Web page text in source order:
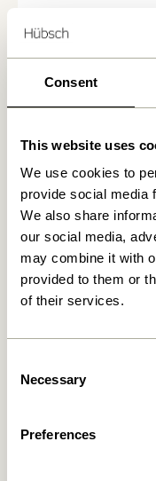
Consent
This website uses
We use cookies to
provide social media
We also share
our social media,
may combine it with
provided to them or
of their services.
Selection
Necessary
Preferences